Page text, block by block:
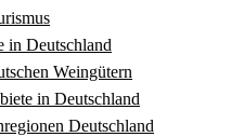
in Deutschland
Weingütern
in Deutschland
Deutschland